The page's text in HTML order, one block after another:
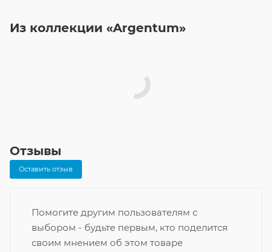
Из коллекции «Argentum»
Отзывы
Оставить отзыв
Помогите другим пользователям с
выбором - будьте первым, кто поделится
своим мнением об этом товаре